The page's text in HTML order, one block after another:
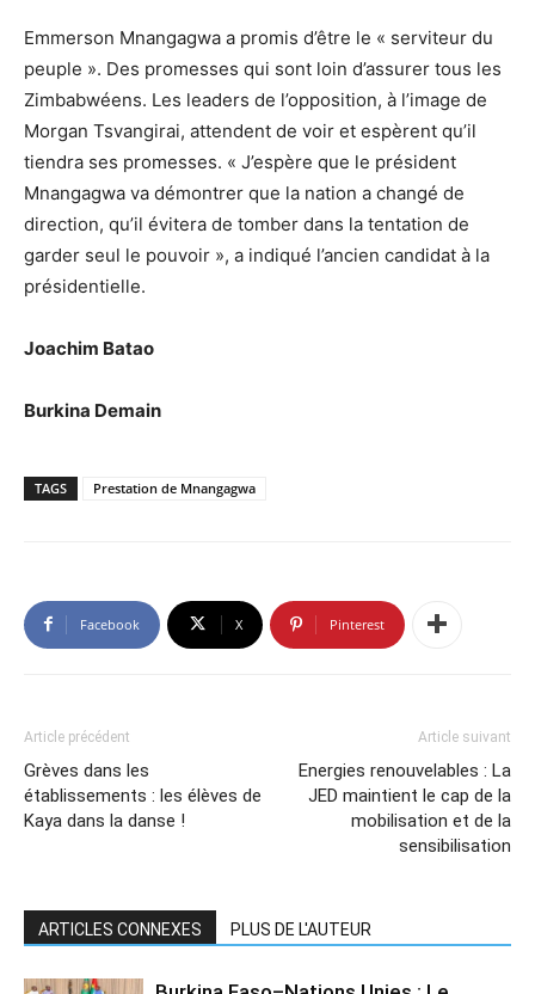
Emmerson Mnangagwa a promis d’être le « serviteur du
peuple ». Des promesses qui sont loin d’assurer tous les
Zimbabwéens. Les leaders de l’opposition, à l’image de
Morgan Tsvangirai, attendent de voir et espèrent qu’il
tiendra ses promesses. « J’espère que le président
Mnangagwa va démontrer que la nation a changé de
direction, qu’il évitera de tomber dans la tentation de
garder seul le pouvoir », a indiqué l’ancien candidat à la
présidentielle.
Joachim Batao
Burkina Demain
TAGS Prestation de Mnangagwa
Facebook X Pinterest
Article précédent
Grèves dans les
établissements : les élèves de
Kaya dans la danse !
Article suivant
Energies renouvelables : La
JED maintient le cap de la
mobilisation et de la
sensibilisation
ARTICLES CONNEXES PLUS DE L'AUTEUR